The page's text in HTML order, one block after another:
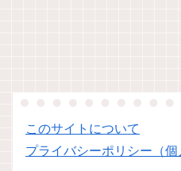
このサイトについて
プライバシーポリシー（個